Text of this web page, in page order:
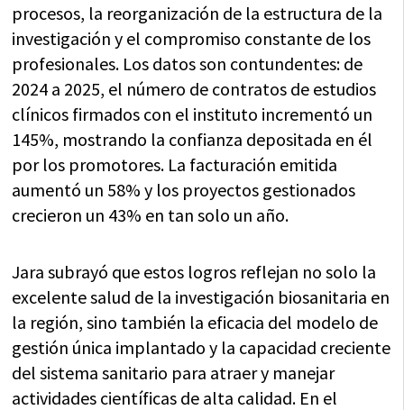
procesos, la reorganización de la estructura de la
investigación y el compromiso constante de los
profesionales. Los datos son contundentes: de
2024 a 2025, el número de contratos de estudios
clínicos firmados con el instituto incrementó un
145%, mostrando la confianza depositada en él
por los promotores. La facturación emitida
aumentó un 58% y los proyectos gestionados
crecieron un 43% en tan solo un año.
Jara subrayó que estos logros reflejan no solo la
excelente salud de la investigación biosanitaria en
la región, sino también la eficacia del modelo de
gestión única implantado y la capacidad creciente
del sistema sanitario para atraer y manejar
actividades científicas de alta calidad. En el